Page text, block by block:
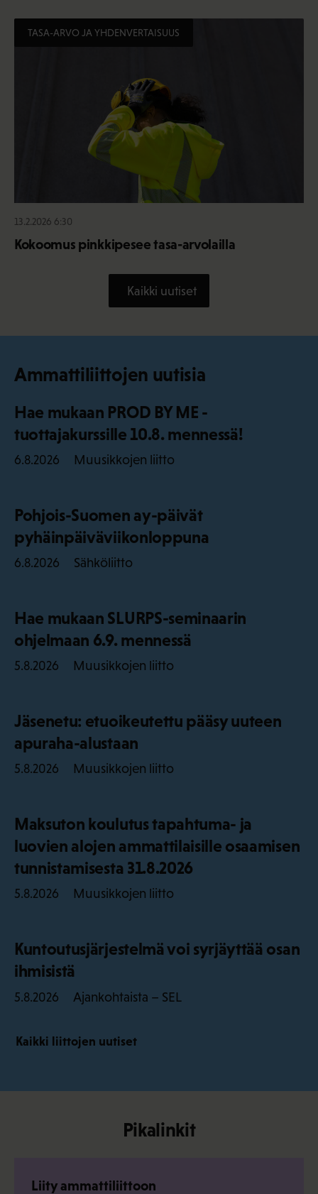
TASA-ARVO JA YHDENVERTAISUUS
13.2.2026 6:30
Kokoomus pinkkipesee tasa-arvolailla
Kaikki uutiset
Ammattiliittojen uutisia
Hae mukaan PROD BY ME -
tuottajakurssille 10.8. mennessä!
6.8.2026 Muusikkojen liitto
Pohjois-Suomen ay-päivät
pyhäinpäiväviikonloppuna
6.8.2026 Sähköliitto
Hae mukaan SLURPS-seminaarin
ohjelmaan 6.9. mennessä
5.8.2026 Muusikkojen liitto
Jäsenetu: etuoikeutettu pääsy uuteen
apuraha-alustaan
5.8.2026 Muusikkojen liitto
Maksuton koulutus tapahtuma- ja
luovien alojen ammattilaisille osaamisen
tunnistamisesta 31.8.2026
5.8.2026 Muusikkojen liitto
Kuntoutusjärjestelmä voi syrjäyttää osan
ihmisistä
5.8.2026 Ajankohtaista – SEL
Kaikki liittojen uutiset
Pikalinkit
Liity ammattiliittoon